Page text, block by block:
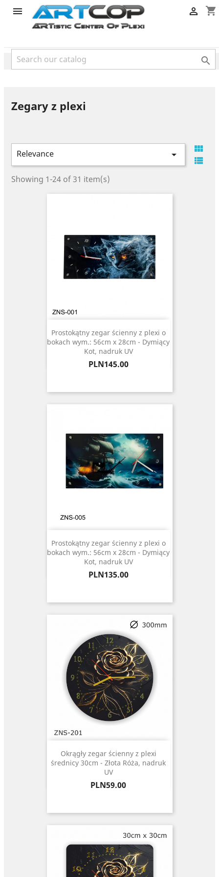
category
 shopping_cart


Zegary z plexi
Relevance 


Showing 1-24 of 31 item(s)
Prostokątny zegar ścienny z plexi o
bokach wym.: 56cm x 28cm - Dymiący
Kot, nadruk UV
Price
PLN145.00
Prostokątny zegar ścienny z plexi o
bokach wym.: 56cm x 28cm - Dymiący
Kot, nadruk UV
Price
PLN135.00
Okrągły zegar ścienny z plexi
średnicy 30cm - Złota Róża, nadruk
UV
Price
PLN59.00